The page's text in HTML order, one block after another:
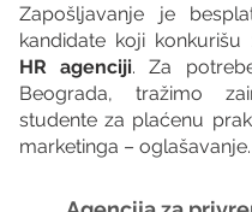
Zapošljavanje je
HR agenciji. Za
Beograda, tražimo
studente za plaćenu
marketinga – oglašavanje.